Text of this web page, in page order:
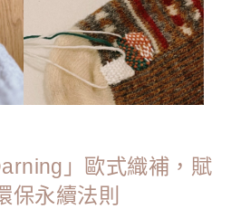
」歐式織補，賦
保永續法則